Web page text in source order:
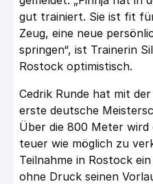
gut trainiert. Sie ist fit
Zeug, eine neue
springen“, ist Trainerin
Rostock optimistisch.
Cedrik Runde hat mit
erste deutsche
Über die 800 Meter wird
teuer wie möglich zu
Teilnahme in Rostock
ohne Druck seinen